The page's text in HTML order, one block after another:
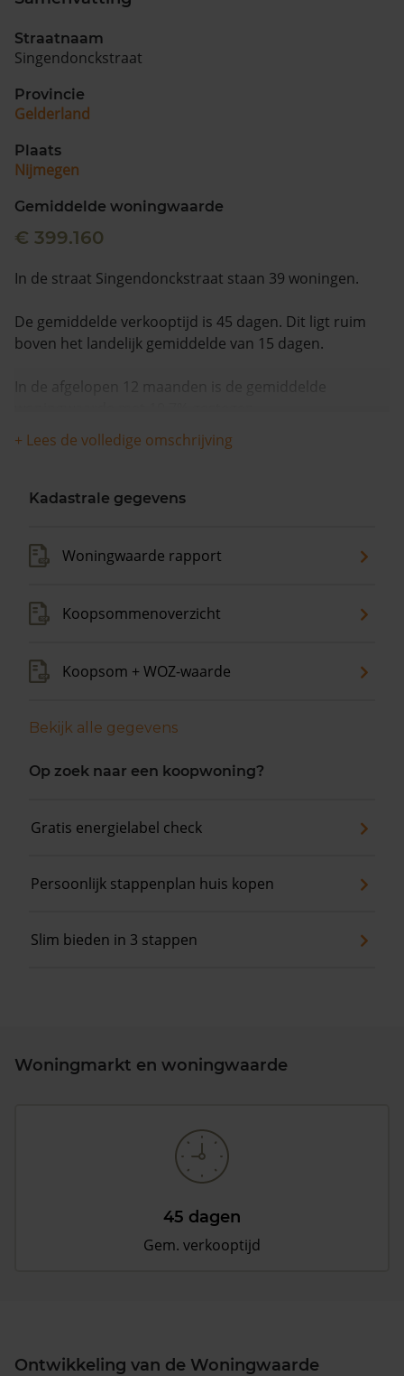
Straatnaam
Singendonckstraat
Provincie
Gelderland
Plaats
Nijmegen
Gemiddelde woningwaarde
€ 399.160
In de straat Singendonckstraat staan 39 woningen.
De gemiddelde verkooptijd is 45 dagen. Dit ligt ruim
boven het landelijk gemiddelde van 15 dagen.
In de afgelopen 12 maanden is de gemiddelde
+ Lees de volledige omschrijving
Kadastrale gegevens
Woningwaarde rapport
Koopsommenoverzicht
Koopsom + WOZ-waarde
Bekijk alle gegevens
Op zoek naar een koopwoning?
Gratis energielabel check
Persoonlijk stappenplan huis kopen
Slim bieden in 3 stappen
Woningmarkt en woningwaarde
45 dagen
Gem. verkooptijd
Ontwikkeling van de Woningwaarde